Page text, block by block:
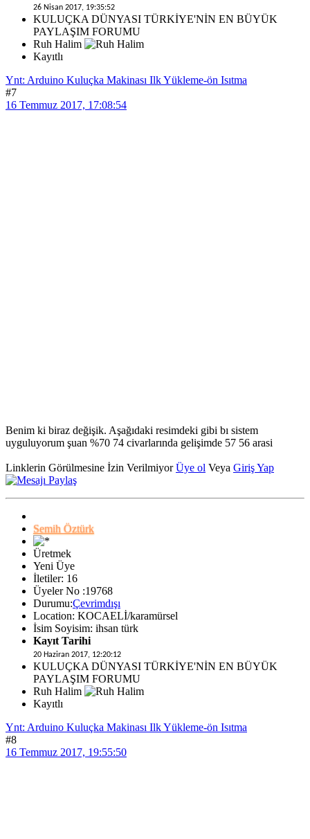
26 Nisan 2017, 19:35:52
KULUÇKA DÜNYASI TÜRKİYE'NİN EN BÜYÜK
PAYLAŞIM FORUMU
Ruh Halim
Kayıtlı
Ynt: Arduino Kuluçka Makinası Ilk Yükleme-ön Isıtma
#7
16 Temmuz 2017, 17:08:54
Benim ki biraz değişik. Aşağıdaki resimdeki gibi bı sistem
uyguluyorum şuan %70 74 civarlarında gelişimde 57 56 arasi
Linklerin Görülmesine İzin VerilmiyorÜye ol Veya Giriş Yap
Semih Öztürk
Üretmek
Yeni Üye
İletiler: 16
Üyeler No :19768
Durumu:Çevrimdışı
Location: KOCAELİ/karamürsel
İsim Soyisim: ihsan türk
Kayıt Tarihi
20 Haziran 2017, 12:20:12
KULUÇKA DÜNYASI TÜRKİYE'NİN EN BÜYÜK
PAYLAŞIM FORUMU
Ruh Halim
Kayıtlı
Ynt: Arduino Kuluçka Makinası Ilk Yükleme-ön Isıtma
#8
16 Temmuz 2017, 19:55:50